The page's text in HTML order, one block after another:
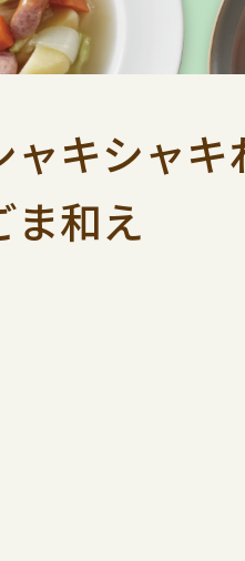
ャキシャ
ま和え